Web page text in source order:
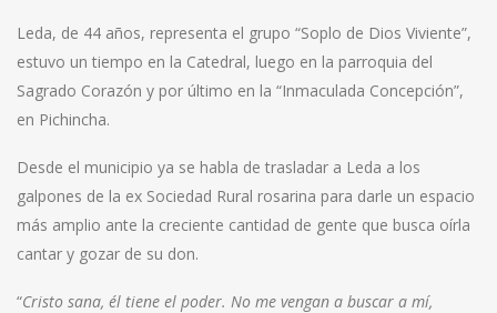
Leda, de 44 años, representa el grupo “Soplo de Dios Viviente”,
estuvo un tiempo en la Catedral, luego en la parroquia del
Sagrado Corazón y por último en la “Inmaculada Concepción”,
en Pichincha.
Desde el municipio ya se habla de trasladar a Leda a los
galpones de la ex Sociedad Rural rosarina para darle un espacio
más amplio ante la creciente cantidad de gente que busca oírla
cantar y gozar de su don.
“Cristo sana, él tiene el poder. No me vengan a buscar a mí,